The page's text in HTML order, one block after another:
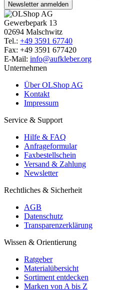
Newsletter anmelden
Gewerbepark 13
02694 Malschwitz
Tel.: +49 3591 67740
Fax: +49 3591 677420
E-Mail: info@aufkleber.org
Unternehmen
Über OLShop AG
Kontakt
Impressum
Service & Support
Hilfe & FAQ
Anfrageformular
Faxbestellschein
Versand & Zahlung
Newsletter
Rechtliches & Sicherheit
AGB
Datenschutz
Transparenzerklärung
Wissen & Orientierung
Ratgeber
Materialübersicht
Sortiment entdecken
Marken von A bis Z